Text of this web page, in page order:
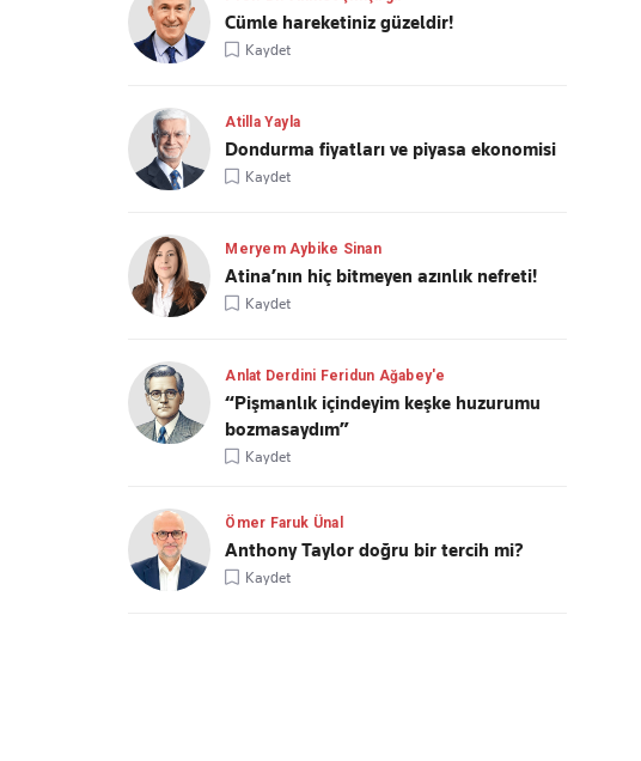
Cümle hareketiniz güzeldir!
Kaydet
Atilla Yayla
Dondurma fiyatları ve piyasa ekonomisi
Kaydet
Meryem Aybike Sinan
Atina’nın hiç bitmeyen azınlık nefreti!
Kaydet
Anlat Derdini Feridun Ağabey'e
“Pişmanlık içindeyim keşke huzurumu
bozmasaydım”
Kaydet
Ömer Faruk Ünal
Anthony Taylor doğru bir tercih mi?
Kaydet